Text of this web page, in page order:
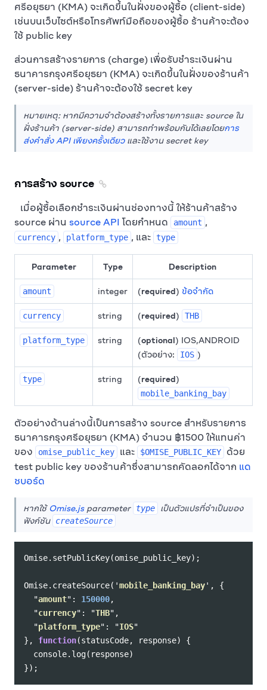
ศรีอยุธยา (KMA) จะเกิดขึ้นในฝั่งของผู้ซื้อ (client-side)
เช่นบนเว็บไซต์หรือโทรศัพท์มือถือของผู้ซื้อ ร้านค้าจะต้อง
ใช้ public key
ส่วนการสร้างรายการ (charge) เพื่อรับชำระเงินผ่าน
ธนาคารกรุงศรีอยุธยา (KMA) จะเกิดขึ้นในฝั่งของร้านค้า
(server-side) ร้านค้าจะต้องใช้ secret key
หมายเหตุ: หากมีความจำต้องสร้างทั้งรายการและ source ใน
ฝั่งร้านค้า (server-side) สามารถทำพร้อมกันได้เลยโดยการ
ส่งคำสั่ง API เพียงครั้งเดียวและใช้งาน secret key
การสร้าง source
เมื่อผู้ซื้อเลือกชำระเงินผ่านช่องทางนี้ ให้ร้านค้าสร้าง
source ผ่าน source API โดยกำหนด amount ,
currency , platform_type , และ type
Parameter Type Description
amount integer (required) ข้อจำกัด
currency string (required) THB
platform_type string (optional) IOS,ANDROID
(ตัวอย่าง:
IOS )
type string (required)
mobile_banking_bay
ตัวอย่างด้านล่างนี้เป็นการสร้าง source สำหรับรายการ
ธนาคารกรุงศรีอยุธยา (KMA) จำนวน ฿1500 ให้แทนค่า
ของ
omise_public_key และ $OMISE_PUBLIC_KEY
ด้วย
test public key ของร้านค้าซึ่งสามารถคัดลอกได้จาก แด
ชบอร์ด
หากใช้ Omise.js parameter type
เป็นตัวแปรที่จำเป็นของ
ฟังก์ชัน createSource
Omise. setPublicKey(omise_public_key);
Omise. createSource( 'mobile_banking_bay' ,
{
"amount" : 150000,
"currency" : "THB" ,
"platform_type" : "IOS"
},
function(statusCode, response)
{
console. log( response)
});